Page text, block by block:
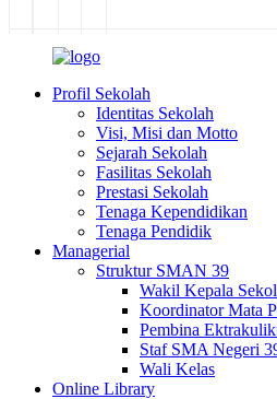
Profil Sekolah
Identitas Sekolah
Visi, Misi dan Motto
Sejarah Sekolah
Fasilitas Sekolah
Prestasi Sekolah
Tenaga Kependidikan
Tenaga Pendidik
Managerial
Struktur SMAN 39
Wakil Kepala
Koordinator Mata
Pembina
Staf SMA Negeri
Wali Kelas
Online Library